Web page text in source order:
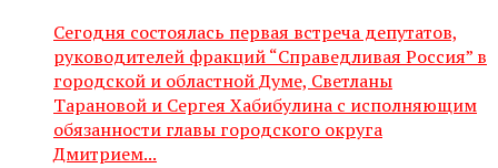
Сегодня состоялась первая встреча депутатов,
руководителей фракций “Справедливая Россия” в
городской и областной Думе, Светланы
Тарановой и Сергея Хабибулина с исполняющим
обязанности главы городского округа
Дмитрием...